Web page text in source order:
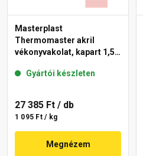
Masterplast
Thermomaster akril
vékonyvakolat, kapart 1,5
Gyártói készleten
27 385 Ft / db
1 095 Ft / kg
Megnézem